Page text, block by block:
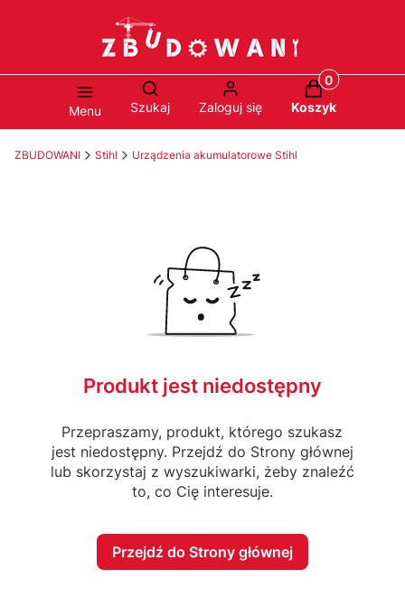
Menu
Otwórz wyszukiwarkę
Szukaj Zaloguj się
Produkty w
Koszyk
ZBUDOWANI Stihl Urządzenia akumulatorowe Stihl
Produkt jest niedostępny
Przepraszamy, produkt, którego szukasz
jest niedostępny. Przejdź do Strony głównej
lub skorzystaj z wyszukiwarki, żeby znaleźć
to, co Cię interesuje.
Przejdź do Strony głównej